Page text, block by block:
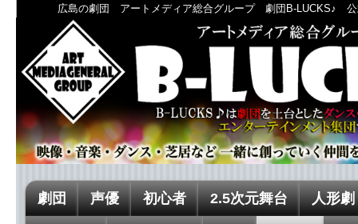
広島の劇団 アートメディア総合グループ 劇団B-LUCKS♪ 公
劇団 声優 初心者 2.5次元舞台 人形劇